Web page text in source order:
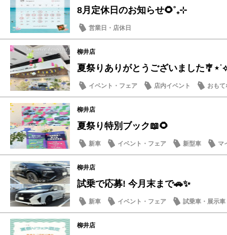
8月定休日のお知らせ🌻˚₊⊹
営業日・店休日
柳井店
夏祭りありがとうございました
イベント・フェア 店内イベント おもて
柳井店
夏祭り特別ブック📖🌻
新車 イベント・フェア 新型車 マ
柳井店
試乗で応募! 今月末まで🚗✨
新車 イベント・フェア 試乗車・展示車
柳井店